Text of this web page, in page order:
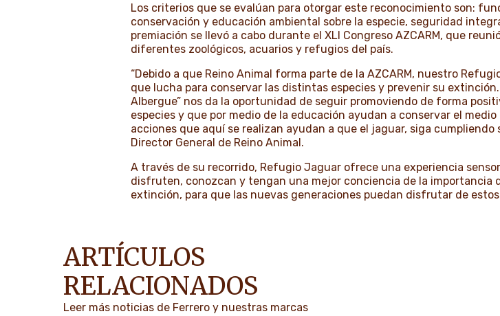
Los criterios que se evalúan para otorgar este reconocimiento son:
conservación y educación ambiental sobre la especie, seguridad
premiación se llevó a cabo durante el XLI Congreso AZCARM, que
diferentes zoológicos, acuarios y refugios del país.
“Debido a que Reino Animal forma parte de la AZCARM, nuestro
que lucha para conservar las distintas especies y prevenir su
Albergue” nos da la oportunidad de seguir promoviendo de forma
especies y que por medio de la educación ayudan a conservar el
acciones que aquí se realizan ayudan a que el jaguar, siga
Director General de Reino Animal.
A través de su recorrido, Refugio Jaguar ofrece una experiencia
disfruten, conozcan y tengan una mejor conciencia de la importancia
extinción, para que las nuevas generaciones puedan disfrutar de
ARTÍCULOS
RELACIONADOS
Leer más noticias de Ferrero y nuestras marcas